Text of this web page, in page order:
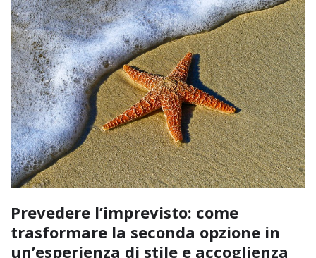
Prevedere l’imprevisto: come
trasformare la seconda opzione in
un’esperienza di stile e accoglienza